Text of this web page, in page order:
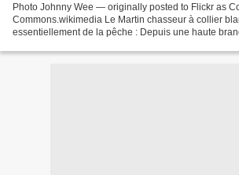
Photo Johnny Wee — originally posted to Flickr as
Commons.wikimedia Le Martin chasseur à collier
essentiellement de la pêche : Depuis une haute